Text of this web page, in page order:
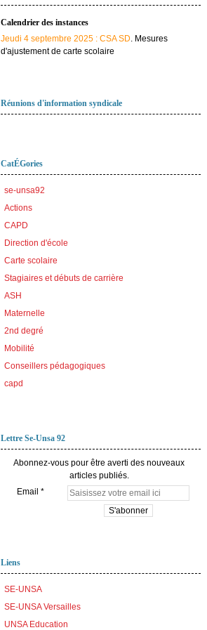
Calendrier des instances
Jeudi 4 septembre 2025 : CSA SD. Mesures
d'ajustement de carte scolaire
Réunions d'information syndicale
CatÉGories
se-unsa92
Actions
CAPD
Direction d'école
Carte scolaire
Stagiaires et débuts de carrière
ASH
Maternelle
2nd degré
Mobilité
Conseillers pédagogiques
capd
Lettre Se-Unsa 92
Abonnez-vous pour être averti des nouveaux
articles publiés.
Email
Liens
SE-UNSA
SE-UNSA Versailles
UNSA Education